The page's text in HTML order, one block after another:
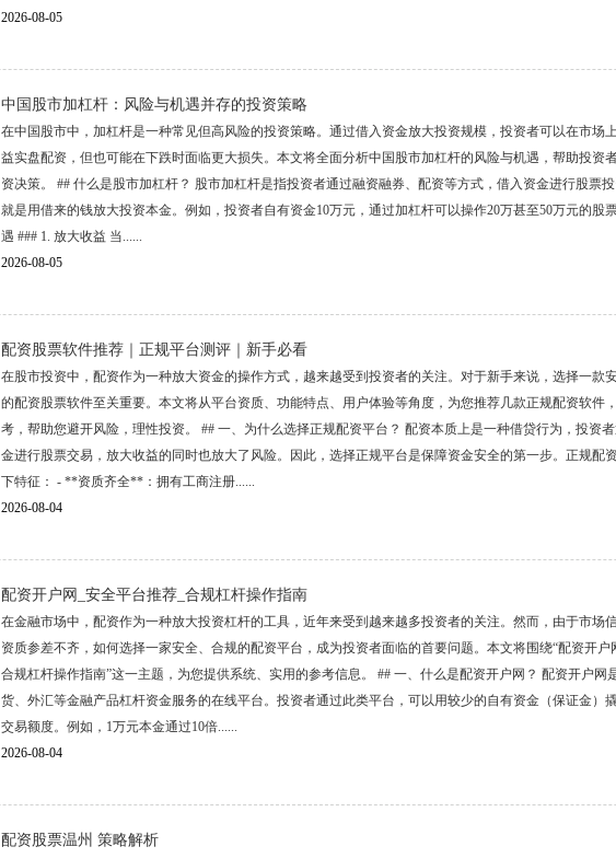
2026-08-05
中国股市加杠杆：风险与机遇并存的投资策略
在中国股市中，加杠杆是一种常见但高风险的投资策略。通过借入资金放大投资规模，投资者可以在市场
益实盘配资，但也可能在下跌时面临更大损失。本文将全面分析中国股市加杠杆的风险与机遇，帮助投资
资决策。 ## 什么是股市加杠杆？ 股市加杠杆是指投资者通过融资融券、配资等方式，借入资金进行股票投
就是用借来的钱放大投资本金。例如，投资者自有资金10万元，通过加杠杆可以操作20万甚至50万元的股
遇 ### 1. 放大收益 当......
2026-08-05
配资股票软件推荐｜正规平台测评｜新手必看
在股市投资中，配资作为一种放大资金的操作方式，越来越受到投资者的关注。对于新手来说，选择一款
的配资股票软件至关重要。本文将从平台资质、功能特点、用户体验等角度，为您推荐几款正规配资软件
考，帮助您避开风险，理性投资。 ## 一、为什么选择正规配资平台？ 配资本质上是一种借贷行为，投资
金进行股票交易，放大收益的同时也放大了风险。因此，选择正规平台是保障资金安全的第一步。正规配
下特征： - **资质齐全**：拥有工商注册......
2026-08-04
配资开户网_安全平台推荐_合规杠杆操作指南
在金融市场中，配资作为一种放大投资杠杆的工具，近年来受到越来越多投资者的关注。然而，由于市场
资质参差不齐，如何选择一家安全、合规的配资平台，成为投资者面临的首要问题。本文将围绕“配资开户
合规杠杆操作指南”这一主题，为您提供系统、实用的参考信息。 ## 一、什么是配资开户网？ 配资开户网
货、外汇等金融产品杠杆资金服务的在线平台。投资者通过此类平台，可以用较少的自有资金（保证金）
交易额度。例如，1万元本金通过10倍......
2026-08-04
配资股票温州 策略解析